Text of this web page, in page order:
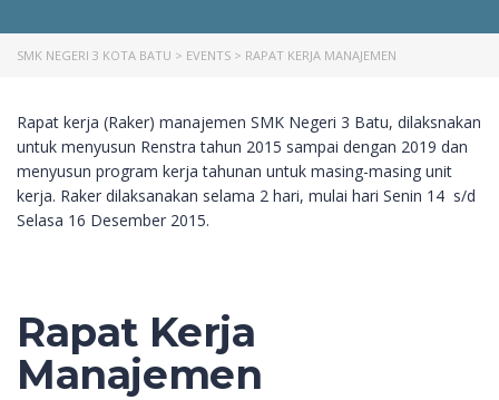
SMK NEGERI 3 KOTA BATU > EVENTS > RAPAT KERJA MANAJEMEN
Rapat kerja (Raker) manajemen SMK Negeri 3 Batu, dilaksnakan
untuk menyusun Renstra tahun 2015 sampai dengan 2019 dan
menyusun program kerja tahunan untuk masing-masing unit
kerja. Raker dilaksanakan selama 2 hari, mulai hari Senin 14 s/d
Selasa 16 Desember 2015.
Rapat Kerja
Manajemen